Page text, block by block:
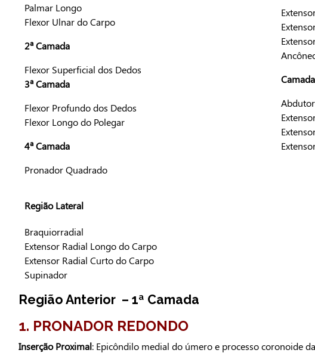
Palmar Longo
Flexor Ulnar do Carpo
2ª Camada
Flexor Superficial dos Dedos
3ª Camada
Flexor Profundo dos Dedos
Flexor Longo do Polegar
4ª Camada
Pronador Quadrado
Região Lateral
Braquiorradial
Extensor Radial Longo do Carpo
Extensor Radial Curto do Carpo
Supinador
Região Anterior – 1ª Camada
1. PRONADOR REDONDO
Inserção Proximal: Epicôndilo medial do úmero e processo coronoide